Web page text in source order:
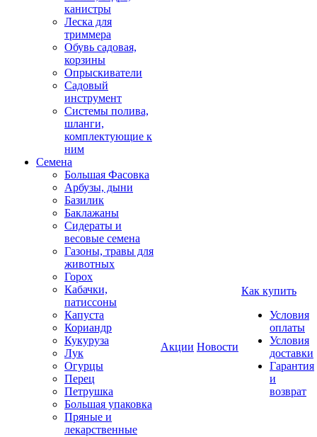
канистры
Леска для
триммера
Обувь садовая,
корзины
Опрыскиватели
Садовый
инструмент
Системы полива,
шланги,
комплектующие к
ним
Семена
Большая Фасовка
Арбузы, дыни
Базилик
Баклажаны
Сидераты и
весовые семена
Газоны, травы для
животных
Горох
Кабачки,
патиссоны
Капуста
Кориандр
Кукуруза
Лук
Огурцы
Перец
Петрушка
Большая упаковка
Пряные и
лекарственные
Акции Новости
Как купить
Условия
оплаты
Условия
доставки
Гарантия
и
возврат